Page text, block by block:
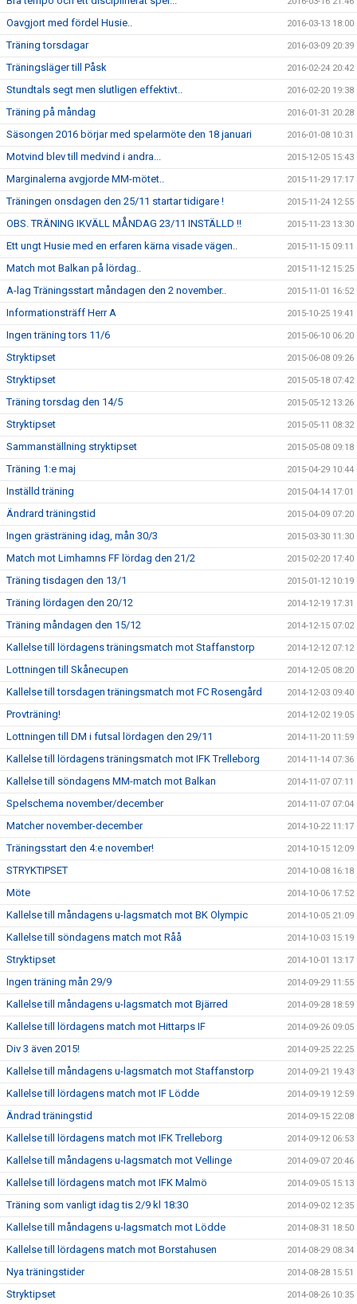
Oavgjort med fördel Husie.. 2016-03-13 18:00
Träning torsdagar 2016-03-09 20:39
Träningsläger till Påsk 2016-02-24 20:42
Stundtals segt men slutligen effektivt.. 2016-02-20 19:38
Träning på måndag 2016-01-31 20:28
Säsongen 2016 börjar med spelarmöte den 18 januari 2016-01-08 10:31
Motvind blev till medvind i andra... 2015-12-05 15:43
Marginalerna avgjorde MM-mötet.. 2015-11-29 17:17
Träningen onsdagen den 25/11 startar tidigare ! 2015-11-24 12:55
OBS. TRÄNING IKVÄLL MÅNDAG 23/11 INSTÄLLD !! 2015-11-23 13:30
Ett ungt Husie med en erfaren kärna visade vägen.. 2015-11-15 09:11
Match mot Balkan på lördag.. 2015-11-12 15:25
A-lag Träningsstart måndagen den 2 november.. 2015-11-01 16:52
Informationsträff Herr A 2015-10-25 19:41
Ingen träning tors 11/6 2015-06-10 06:20
Stryktipset 2015-06-08 09:26
Stryktipset 2015-05-18 07:42
Träning torsdag den 14/5 2015-05-12 13:26
Stryktipset 2015-05-11 08:32
Sammanställning stryktipset 2015-05-08 09:18
Träning 1:e maj 2015-04-29 10:44
Inställd träning 2015-04-14 17:01
Ändrard träningstid 2015-04-09 07:20
Ingen grästräning idag, mån 30/3 2015-03-30 11:30
Match mot Limhamns FF lördag den 21/2 2015-02-20 17:40
Träning tisdagen den 13/1 2015-01-12 10:19
Träning lördagen den 20/12 2014-12-19 17:31
Träning måndagen den 15/12 2014-12-15 07:02
Kallelse till lördagens träningsmatch mot Staffanstorp 2014-12-12 07:12
Lottningen till Skånecupen 2014-12-05 08:20
Kallelse till torsdagen träningsmatch mot FC Rosengård 2014-12-03 09:40
Provträning! 2014-12-02 19:05
Lottningen till DM i futsal lördagen den 29/11 2014-11-20 11:59
Kallelse till lördagens träningsmatch mot IFK Trelleborg 2014-11-14 07:36
Kallelse till söndagens MM-match mot Balkan 2014-11-07 07:11
Spelschema november/december 2014-11-07 07:04
Matcher november-december 2014-10-22 11:17
Träningsstart den 4:e november! 2014-10-15 12:09
STRYKTIPSET 2014-10-08 16:18
Möte 2014-10-06 17:52
Kallelse till måndagens u-lagsmatch mot BK Olympic 2014-10-05 21:09
Kallelse till söndagens match mot Råå 2014-10-03 15:19
Stryktipset 2014-10-01 13:17
Ingen träning mån 29/9 2014-09-29 11:55
Kallelse till måndagens u-lagsmatch mot Bjärred 2014-09-28 18:59
Kallelse till lördagens match mot Hittarps IF 2014-09-26 09:05
Div 3 även 2015! 2014-09-25 22:25
Kallelse till måndagens u-lagsmatch mot Staffanstorp 2014-09-21 19:43
Kallelse till lördagens match mot IF Lödde 2014-09-19 12:59
Ändrad träningstid 2014-09-15 22:08
Kallelse till lördagens match mot IFK Trelleborg 2014-09-12 06:53
Kallelse till måndagens u-lagsmatch mot Vellinge 2014-09-07 20:46
Kallelse till lördagens match mot IFK Malmö 2014-09-05 15:13
Träning som vanligt idag tis 2/9 kl 18:30 2014-09-02 12:35
Kallelse till måndagens u-lagsmatch mot Lödde 2014-08-31 18:50
Kallelse till lördagens match mot Borstahusen 2014-08-29 08:34
Nya träningstider 2014-08-28 15:51
Stryktipset 2014-08-26 10:35